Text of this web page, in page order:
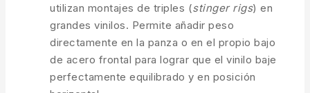
utilizan montajes de triples (stinger rigs) en
grandes vinilos. Permite añadir peso
directamente en la panza o en el propio bajo
de acero frontal para lograr que el vinilo baje
perfectamente equilibrado y en posición